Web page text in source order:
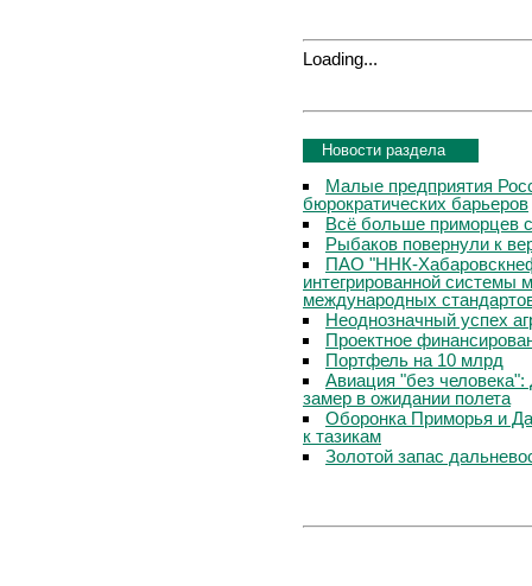
Loading...
Новости раздела
Малые предприятия
бюрократических барьеров
Всё больше приморцев
Рыбаков повернули к
ПАО "ННК-
интегрированной системы
международных
Неоднозначный успех
Проектное
Портфель на 10 млрд
Авиация "без
замер в ожидании полета
Оборонка Приморья и
к тазикам
Золотой запас